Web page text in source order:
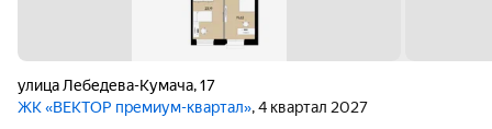
улица Лебедева-Кумача,17
ЖК «ВЕКТОР премиум-квартал», 4 квартал 2027